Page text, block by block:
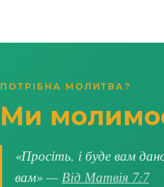
ПОТРІБНА МОЛИТВА?
Ми
«Просіть, і буде вам
вам» — Від Матвія 7:7